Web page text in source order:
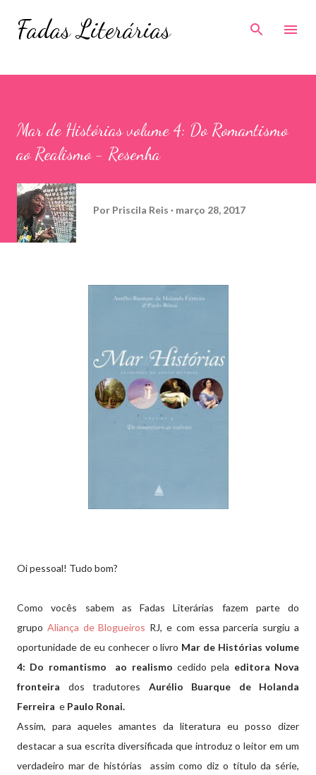
Pular para o conteúdo principal
Fadas Literárias
Mar de Histórias volume 4: Do Romantismo
ao Realismo - Resenha
Por Priscila Reis março 28, 2017
Oi pessoal! Tudo bom?
Como vocês sabem as Fadas Literárias fazem parte do
grupo Aliança de Blogueiros RJ, e com essa parceria surgiu a
oportunidade de eu conhecer o livro Mar de Históriasvolume
4: Do romantismo
ao realismocedido pela editora Nova
fronteira dos tradutores Aurélio Buarque de Holanda
Ferreira e Paulo Ronai.
Assim, para aqueles amantes da literatura eu posso dizer
destacar a sua escrita diversificada que introduz o leitor em um
verdadeiro mar de histórias assim como diz o título da série,